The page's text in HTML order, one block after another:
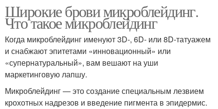
Широкие брови микроблейдинг.
Что такое микроблейдинг
Когда микроблейдинг именуют 3D-, 6D- или 8D-татуажем
и снабжают эпитетами «инновационный» или
«супернатуральный», вам вешают на уши
маркетинговую лапшу.
Микроблейдинг — это создание специальным лезвием
крохотных надрезов и введение пигмента в эпидермис.